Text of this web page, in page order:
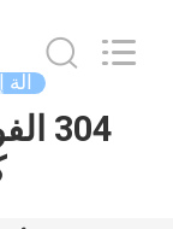
المنزل
Machinery